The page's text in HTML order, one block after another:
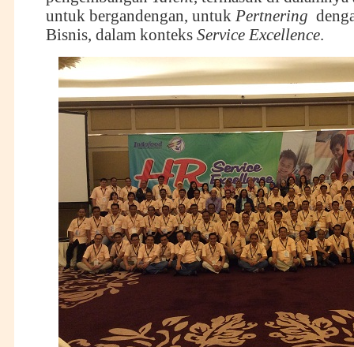
untuk bergandengan, untuk Pertnering
Bisnis, dalam konteks Service Excellence.